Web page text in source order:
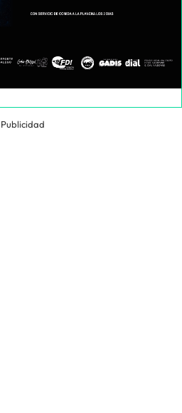
Publicidad